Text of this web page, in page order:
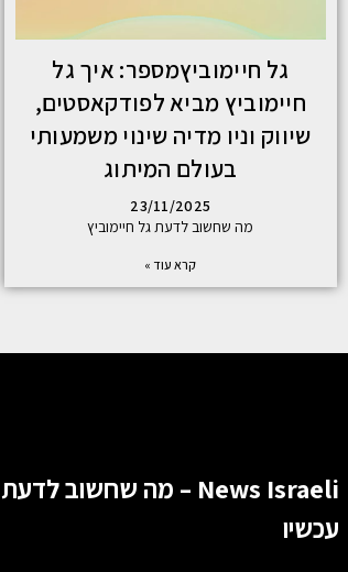
גל חיימוביץמספר: איך גל
חיימוביץ מביא לפודקאסטים,
שיווק וניו מדיה שינוי משמעותי
בעולם המיתוג
23/11/2025
מה שחשוב לדעת גל חיימוביץ
קרא עוד »
News Israeli – מה שחשוב לדעת
עכשיו